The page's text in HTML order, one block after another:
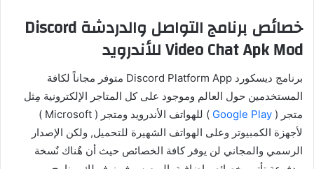
خصائص برنامج التواصل والدردشة Discord
Video Chat Apk Mod للأندرويد
برنامج ديسكورد Discord Platform App متوفر مجاناً لكافة
المستخدمين حول العالم وموجود على كل المتاجر الإلكترونية مِثل
متجر ( Google Play
) للهواتف الأندرويد ومتجر ( Microsoft )
لأجهزة الكمبيوتر وعلى الهواتف الشهيرة للتحميل, ولكن الإصدار
الرسمي والمجاني لن يوفر كافة الخصائص حيث أن هٌناك نٌسخة